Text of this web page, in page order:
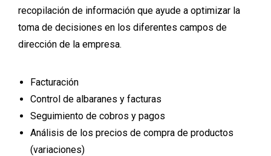
recopilación de información que ayude a optimizar la
toma de decisiones en los diferentes campos de
dirección de la empresa.
Facturación
Control de albaranes y facturas
Seguimiento de cobros y pagos
Análisis de los precios de compra de productos
(variaciones)